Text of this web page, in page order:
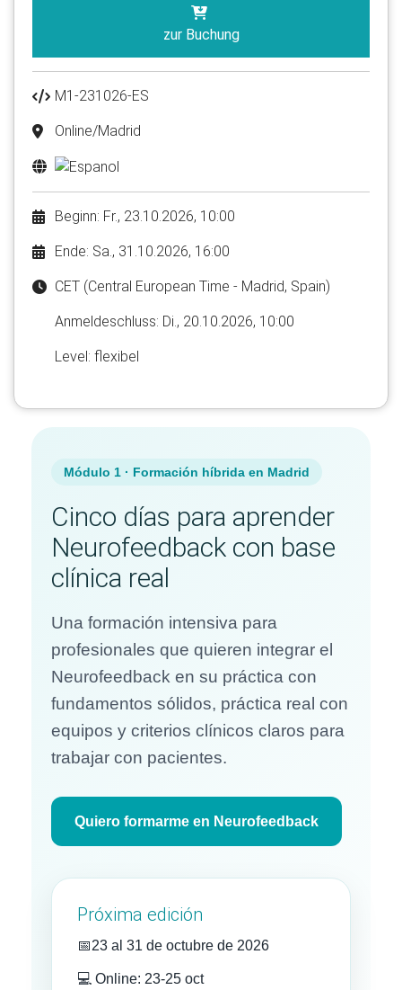
zur Buchung
M1-231026-ES
Online/Madrid
Beginn: Fr., 23.10.2026, 10:00
Ende: Sa., 31.10.2026, 16:00
CET (Central European Time - Madrid, Spain)
Anmelde​schluss: Di., 20.10.2026, 10:00
Level: flexibel
Módulo 1 · Formación híbrida en Madrid
Cinco días para aprender
Neurofeedback con base
clínica real
Una formación intensiva para
profesionales que quieren integrar el
Neurofeedback en su práctica con
fundamentos sólidos, práctica real con
equipos y criterios clínicos claros para
trabajar con pacientes.
Quiero formarme en Neurofeedback
Próxima edición
📅23 al 31 de octubre de 2026
💻 Online: 23-25 oct